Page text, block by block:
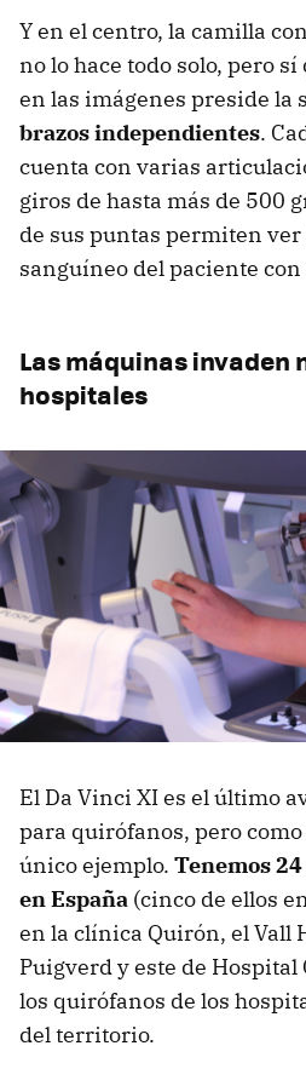
Y en el centro, la camilla
no lo hace todo solo, pero
en las imágenes preside la
brazos independientes.
cuenta con varias
giros de hasta más de 500
de sus puntas permiten
sanguíneo del paciente
Las máquinas invaden
hospitales
El Da Vinci XI es el último
para quirófanos, pero
único ejemplo. Tenemos
en España (cinco de ellos
en la clínica Quirón, el Vall
Puigverd y este de
los quirófanos de los
del territorio.